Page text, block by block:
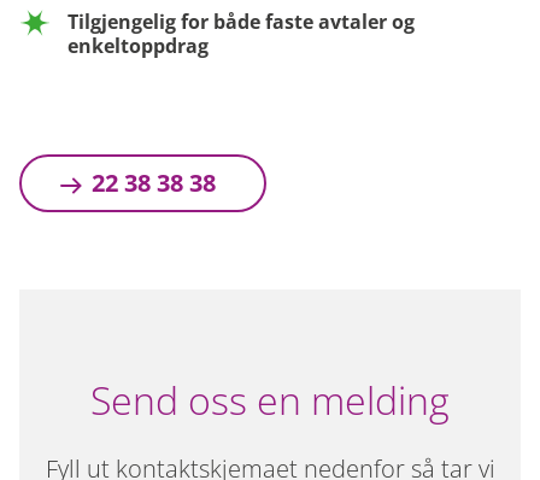
Tilgjengelig for både faste avtaler og
enkeltoppdrag
22 38 38 38
Send oss en melding
Fyll ut kontaktskjemaet nedenfor så tar vi